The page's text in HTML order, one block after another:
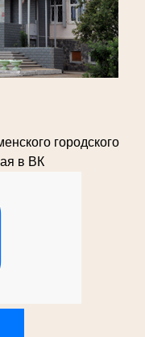
городского
в ВК